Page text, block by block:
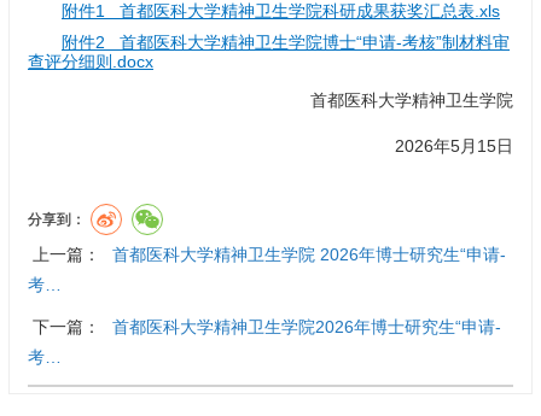
附件1 首都医科大学精神卫生学院科研成果获奖汇总表.xls
附件2 首都医科大学精神卫生学院博士“申请-考核”制材料审
查评分细则.docx
首都医科大学精神卫生学院
2026年5月15日
分享到：
上一篇：
首都医科大学精神卫生学院 2026年博士研究生“申请-
考…
下一篇：
首都医科大学精神卫生学院2026年博士研究生“申请-
考…